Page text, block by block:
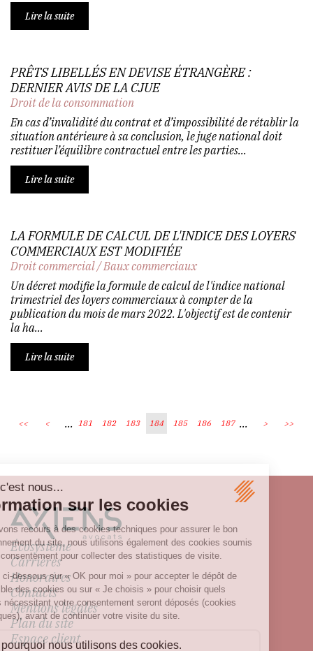
Lire la suite
PRÊTS LIBELLÉS EN DEVISE ÉTRANGÈRE :
DERNIER AVIS DE LA CJUE
Droit de la consommation
En cas d’invalidité du contrat et d’impossibilité de rétablir la
situation antérieure à sa conclusion, le juge national doit
restituer l’équilibre contractuel entre les parties...
Lire la suite
LA FORMULE DE CALCUL DE L'INDICE DES LOYERS
COMMERCIAUX EST MODIFIÉE
Droit commercial/Baux commerciaux
Un décret modifie la formule de calcul de l'indice national
trimestriel des loyers commerciaux à compter de la
publication du mois de mars 2022. L'objectif est de contenir
la ha...
Lire la suite
<< < ... 181 182 183 184 185 186 187 ... > >>
Écosystème
Carrières
Honoraires
Contacts
Mentions légales
Plan du site
Espace client